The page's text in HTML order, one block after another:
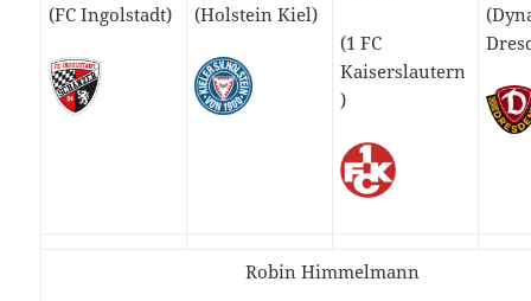
(FC Ingolstadt) (Holstein Kiel)
(1 FC
Kaiserslautern
)
Robin Himmelmann